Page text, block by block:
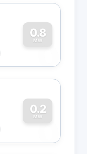
0.8
MW
0
0.2
MW
0